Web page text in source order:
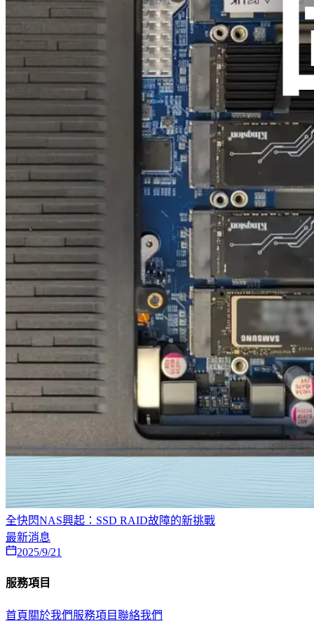
全快閃NAS興起：SSD RAID故障的新挑戰
最新消息
2025/9/21
服務項目
首頁 關於我們服務項目聯絡我們